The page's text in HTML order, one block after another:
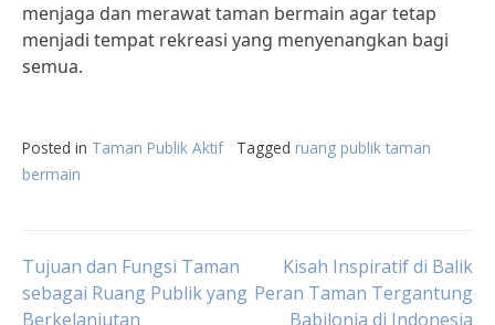
menjaga dan merawat taman bermain agar tetap
menjadi tempat rekreasi yang menyenangkan bagi
semua.
Posted in Taman Publik Aktif Tagged ruang publik taman
bermain
Post
Tujuan dan Fungsi Taman
sebagai Ruang Publik yang
Berkelanjutan
Kisah Inspiratif di Balik
Peran Taman Tergantung
Babilonia di Indonesia